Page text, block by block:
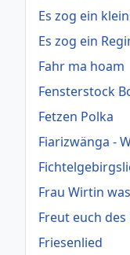
Es zog ein
Es zog ein
Fahr ma hoam
Fensterstock
Fetzen Polka
Fiarizwänga -
Frau Wirtin
Freut euch des
Friesenlied